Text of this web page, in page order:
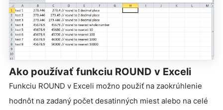
Ako používať funkciu ROUND v Exceli
Funkciu ROUND v Exceli možno použiť na zaokrúhlenie
hodnôt na zadaný počet desatinných miest alebo na celé